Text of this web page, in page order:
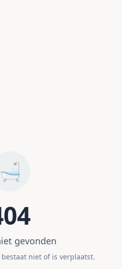
🛁
gevonden
niet of is verplaatst.